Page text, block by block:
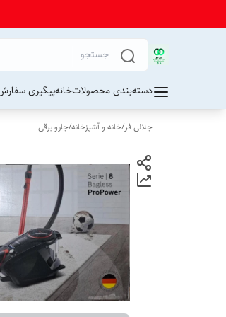
دسته‌بندی محصولاتخانهپیگیری
جلالی فر/خانه و آشپزخانه/جارو برقی